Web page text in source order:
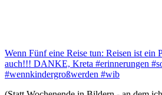
Wenn Fünf eine Reise tun: Reisen ist ein
auch!!! DANKE, Kreta #erinnerungen
#wennkindergroßwerden #wib